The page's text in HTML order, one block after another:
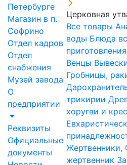
Петербурге
Магазин в п.
Софрино
Отдел кадров
Отдел
снабжения
Музей завода
О
предприятии
Реквизиты
Официальные
документы
Церковная
Все товары
воды Блюда
Венцы
Гробницы,
трикирии
хоругви и
Жертвенники,
жертвенник